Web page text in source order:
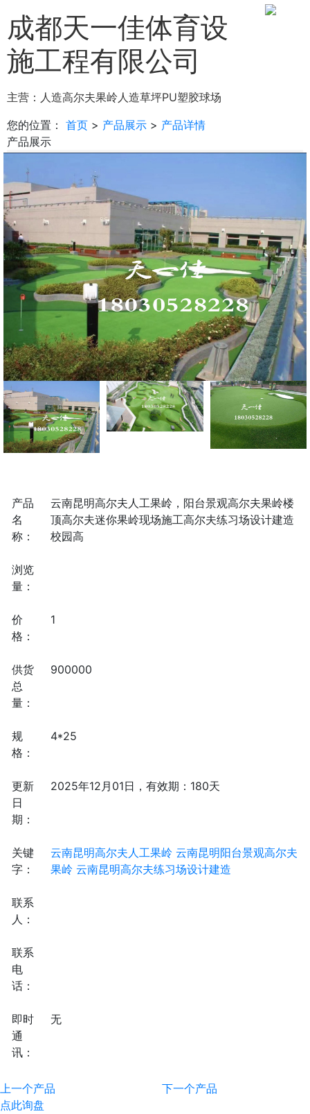
成都天一佳体育设
施工程有限公司
主营： 人造高尔夫果岭人造草坪PU塑胶球场
您的位置： 首页 > 产品展示 > 产品详情
产品展示
产品
名
称：
云南昆明高尔夫人工果岭，阳台景观高尔夫果岭楼
顶高尔夫迷你果岭现场施工高尔夫练习场设计建造
校园高
浏览
量：
价
格：
1
供货
总
量：
900000
规
格：
4*25
更新
日
期：
2025年12月01日，有效期：180天
关键
字：
云南昆明高尔夫人工果岭 云南昆明阳台景观高尔夫
果岭 云南昆明高尔夫练习场设计建造
联系
人：
联系
电
话：
即时
通
讯：
无
上一个产品
下一个产品
点此询盘